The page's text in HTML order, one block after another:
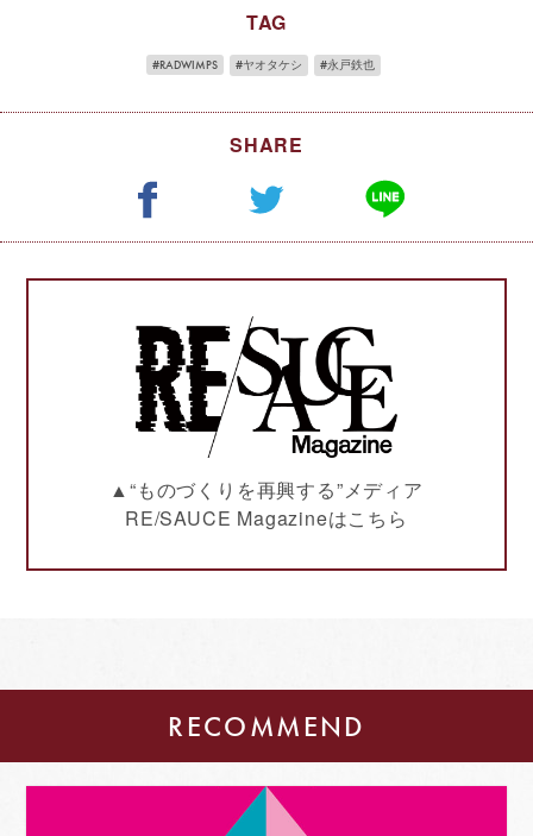
TAG
RADWIMPS ヤオタケシ 永戸鉄也
SHARE
▲“ものづくりを再興する”メディア
RE/SAUCE Magazineはこちら
RECOMMEND